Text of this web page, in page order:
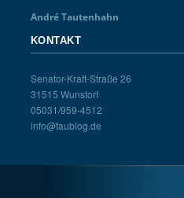
André Tautenhahn
KONTAKT
Senator-Kraft-Straße 26
31515 Wunstorf
05031/959-4512
info@taublog.de